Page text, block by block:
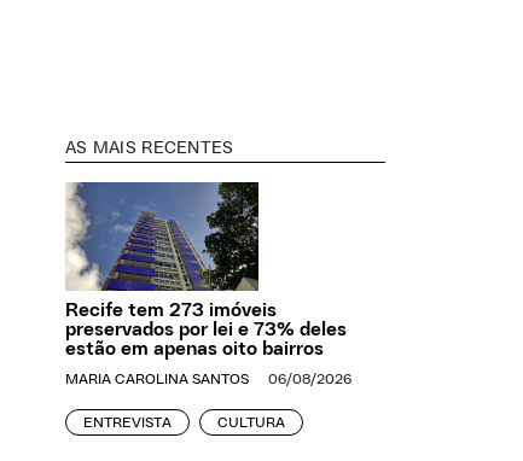
AS MAIS RECENTES
Recife tem 273 imóveis
preservados por lei e 73% deles
estão em apenas oito bairros
MARIA CAROLINA SANTOS 06/08/2026
ENTREVISTA CULTURA